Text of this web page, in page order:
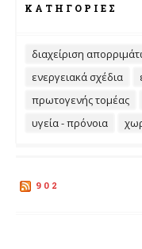
ΚΑΤΗΓΟΡΊΕΣ
διαχείριση
ενεργειακά σχέδια
πρωτογενής τομέας
υγεία - πρόνοια
902